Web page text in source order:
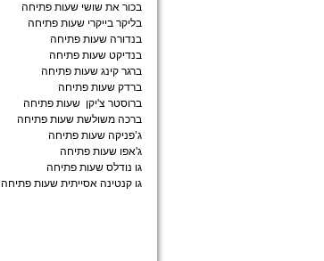
בכור את שושי שעות פתיחה
בליקר בייקרי שעות פתיחה
בנדורה שעות פתיחה
בנדיקט שעות פתיחה
ברגר קינג שעות פתיחה
ברדק שעות פתיחה
ברוסטר צ'יקן שעות פתיחה
ברכה משולשת שעות פתיחה
ג’פניקה שעות פתיחה
ג'אפו שעות פתיחה
גו נודלס שעות פתיחה
גו קנטינה אסייתית שעות פתיחה